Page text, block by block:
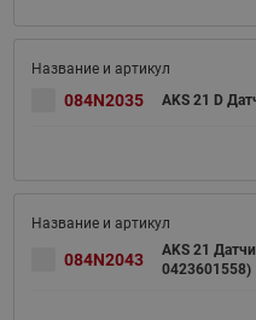
084N2035 AKS 21 D
084N2043
AKS 21
0423601558)